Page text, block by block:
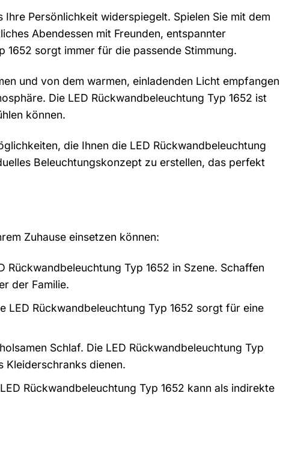
Persönlichkeit widerspiegelt. Spielen Sie mit dem
Abendessen mit Freunden, entspannter
1652 sorgt immer für die passende Stimmung.
und von dem warmen, einladenden Licht empfangen
Die LED Rückwandbeleuchtung Typ 1652 ist
können.
die Ihnen die LED Rückwandbeleuchtung
Beleuchtungskonzept zu erstellen, das perfekt
Zuhause einsetzen können:
Typ 1652 in Szene. Schaffen
der Familie.
LED Rückwandbeleuchtung Typ 1652 sorgt für eine
Schlaf. Die LED Rückwandbeleuchtung Typ
dienen.
Rückwandbeleuchtung Typ 1652 kann als indirekte